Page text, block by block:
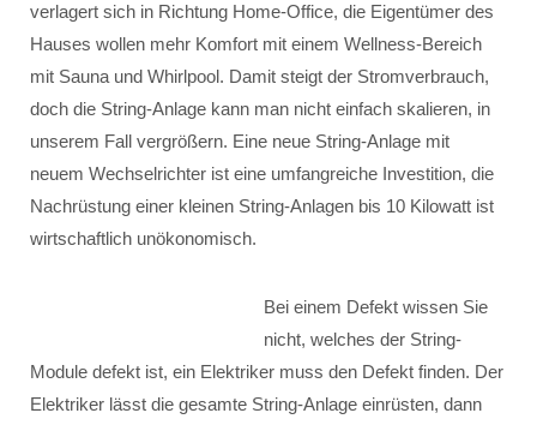
verlagert sich in Richtung Home-Office, die Eigentümer des
Hauses wollen mehr Komfort mit einem Wellness-Bereich
mit Sauna und Whirlpool. Damit steigt der Stromverbrauch,
doch die String-Anlage kann man nicht einfach skalieren, in
unserem Fall vergrößern. Eine neue String-Anlage mit
neuem Wechselrichter ist eine umfangreiche Investition, die
Nachrüstung einer kleinen String-Anlagen bis 10 Kilowatt ist
wirtschaftlich unökonomisch.
Bei einem Defekt wissen Sie
nicht, welches der String-
Module defekt ist, ein Elektriker muss den Defekt finden. Der
Elektriker lässt die gesamte String-Anlage einrüsten, dann